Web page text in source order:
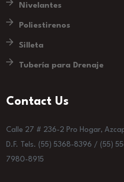
Nivelantes
Poliestirenos
Silleta
Tubería para Drenaje
Contact Us
Calle 27 # 236-2 Pro Hogar,
D.F. Tels. (55) 5368-8396 / (55)
7980-8915